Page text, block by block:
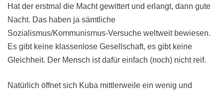
Hat der erstmal die Macht gewittert und erlangt, dann gute
Nacht. Das haben ja sämtliche
Sozialismus/Kommunismus-Versuche weltweit bewiesen.
Es gibt keine klassenlose Gesellschaft, es gibt keine
Gleichheit. Der Mensch ist dafür einfach (noch) nicht reif.
Natürlich öffnet sich Kuba mittlerweile ein wenig und